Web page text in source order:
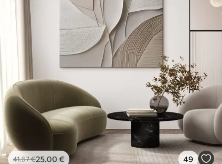
41.67€25.00 € 49